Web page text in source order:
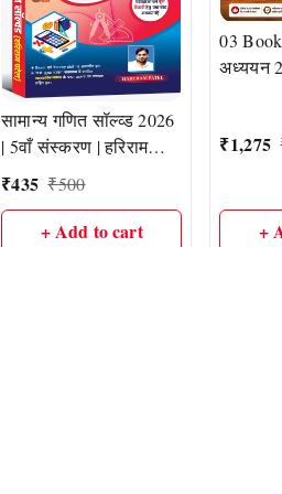
सामान्य गणित सॉल्व्ड 2026
| 5वाँ संस्करण | हरिराम
पटेल (HR Publication)
₹435 ₹500
+ Add to cart
03
अध्ययन
Vyapam
₹1,275
+